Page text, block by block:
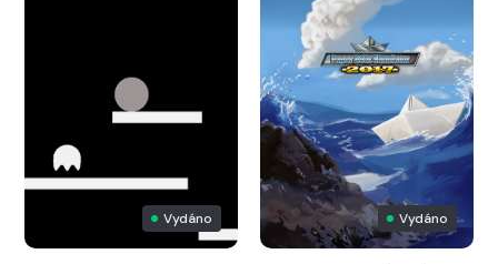
Vydáno Vydáno